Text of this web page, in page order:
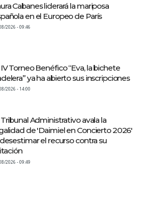
Cabanes liderará la mariposa
en el Europeo de París
2026 - 09:46
IV Torneo Benéfico “Eva, la bichete
ya ha abierto sus inscripciones
2026 - 14:00
Tribunal Administrativo avala la
de 'Daimiel en Concierto 2026'
el recurso contra su
2026 - 09:49